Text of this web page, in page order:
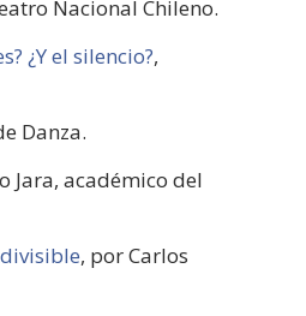
Nacional Chileno.
¿Y el silencio?,
Danza.
Jara, académico del
, por Carlos